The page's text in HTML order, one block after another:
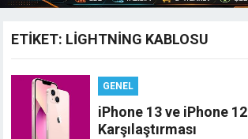
ETIKET: LIGHTNING KABLOSU
GENEL
iPhone 13 ve iPhone 12
Karşılaştırması